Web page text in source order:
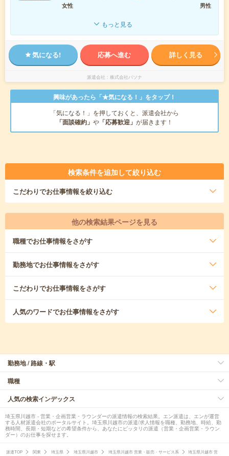
女性
男性
もっと見る
気になる! 応募へ進む 詳しく見る
派遣会社 株式会社パソナ
興味があったら「★気になる！」をタップ！
「気になる！」を押しておくと、派遣会社から
「面談確約」 や 「応募歓迎」 が届きます！
検索条件を追加して絞り込む
こだわりでお仕事情報を絞り込む
他の検索結果ページを見る
職種でお仕事情報をさがす
勤務地でお仕事情報をさがす
こだわりでお仕事情報をさがす
人気のワードでお仕事情報をさがす
勤務地 / 路線・駅
職種
人気の検索インデックス
埼玉県川越市 - 営業・企画営業・ラウンダーの派遣情報の検索結果。エン派遣は、エンが運営
する人材派遣会社のポータルサイト。埼玉県川越市の派遣/求人情報を職種、勤務地、時給、勤
務時間、長期・短期などの希望条件から、あなたにピッタリの派遣（営業・企画営業・ラウン
ダー）のお仕事を探せます。
派遣TOP 関東 埼玉県 埼玉県川越市 埼玉県川越市 営業・販売・サービス系 埼玉県川越市 営